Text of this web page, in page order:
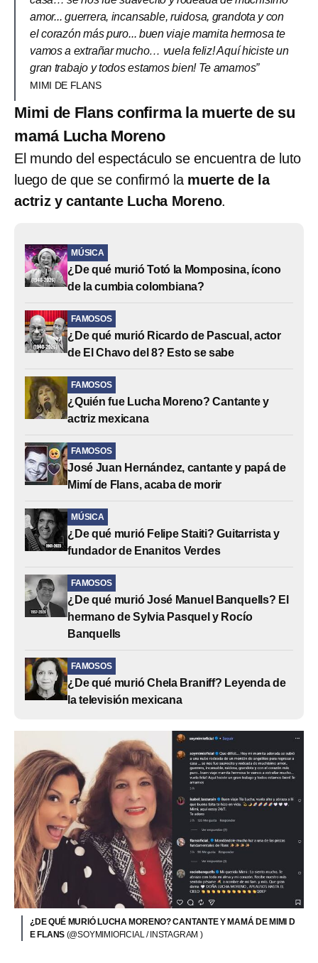
amor... guerrera, incansable, ruidosa, grandota y con
el corazón más puro... buen viaje mamita hermosa te
vamos a extrañar mucho… vuela feliz! Aquí hiciste un
gran trabajo y todos estamos bien! Te amamos”
MIMI DE FLANS
Mimi de Flans confirma la muerte de su
mamá Lucha Moreno
El mundo del espectáculo se encuentra de luto
luego de que se confirmó la muerte de la
actriz y cantante Lucha Moreno.
MÚSICA
¿De qué murió Totó la Momposina, ícono
de la cumbia colombiana?
FAMOSOS
¿De qué murió Ricardo de Pascual, actor
de El Chavo del 8? Esto se sabe
FAMOSOS
¿Quién fue Lucha Moreno? Cantante y
actriz mexicana
FAMOSOS
José Juan Hernández, cantante y papá de
Mimí de Flans, acaba de morir
MÚSICA
¿De qué murió Felipe Staiti? Guitarrista y
fundador de Enanitos Verdes
FAMOSOS
¿De qué murió José Manuel Banquells? El
hermano de Sylvia Pasquel y Rocío
Banquells
FAMOSOS
¿De qué murió Chela Braniff? Leyenda de
la televisión mexicana
¿DE QUÉ MURIÓ LUCHA MORENO? CANTANTE Y MAMÁ DE MIMI D
E FLANS (@SOYMIMIOFICIAL / INSTAGRAM )